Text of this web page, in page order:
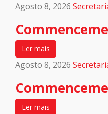
Agosto 8, 2026
Ler mais
Agosto 8, 2026
Ler mais